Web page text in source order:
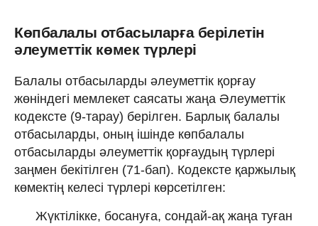
Көпбалалы отбасыларға берілетін
әлеуметтік көмек түрлері
Балалы отбасыларды әлеуметтік қорғау
жөніндегі мемлекет саясаты жаңа Әлеуметтік
кодексте (9-тарау) берілген. Барлық балалы
отбасыларды, оның ішінде көпбалалы
отбасыларды әлеуметтік қорғаудың түрлері
заңмен бекітілген (71-бап). Кодексте қаржылық
көмектің келесі түрлері көрсетілген:
Жүктілікке, босануға, сондай-ақ жаңа туған